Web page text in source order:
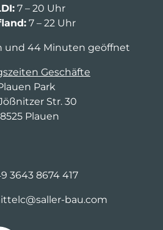
7 – 20 Uhr
7 – 22 Uhr
und 44 Minuten geöffnet
Geschäfte
Park
Str. 30
Plauen
3643 8674 417
bau.com